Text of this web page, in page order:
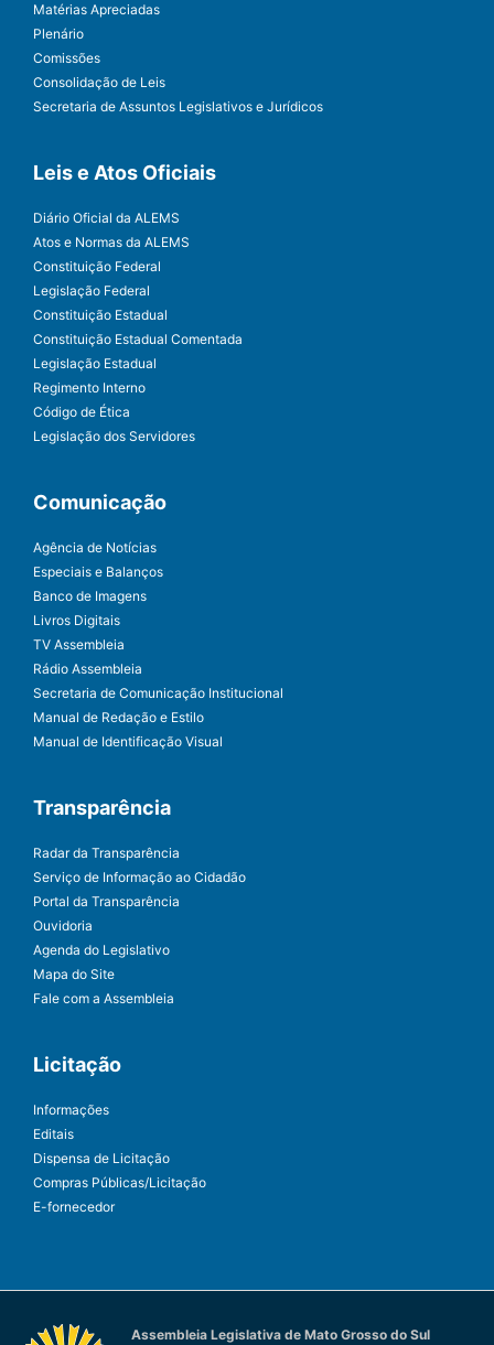
Matérias Apreciadas
Plenário
Comissões
Consolidação de Leis
Secretaria de Assuntos Legislativos e Jurídicos
Leis e Atos Oficiais
Diário Oficial da ALEMS
Atos e Normas da ALEMS
Constituição Federal
Legislação Federal
Constituição Estadual
Constituição Estadual Comentada
Legislação Estadual
Regimento Interno
Código de Ética
Legislação dos Servidores
Comunicação
Agência de Notícias
Especiais e Balanços
Banco de Imagens
Livros Digitais
TV Assembleia
Rádio Assembleia
Secretaria de Comunicação Institucional
Manual de Redação e Estilo
Manual de Identificação Visual
Transparência
Radar da Transparência
Serviço de Informação ao Cidadão
Portal da Transparência
Ouvidoria
Agenda do Legislativo
Mapa do Site
Fale com a Assembleia
Licitação
Informações
Editais
Dispensa de Licitação
Compras Públicas/Licitação
E-fornecedor
Assembleia Legislativa de Mato Grosso do Sul